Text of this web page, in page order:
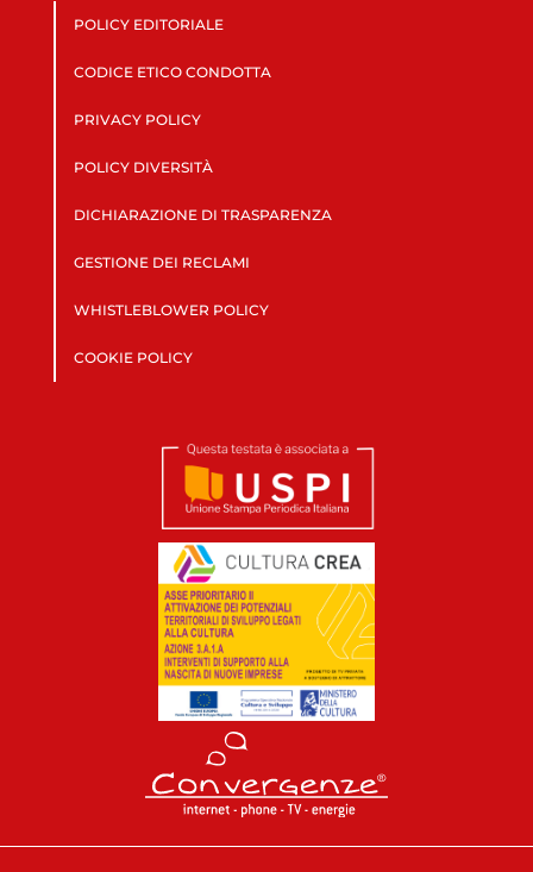
POLICY EDITORIALE
CODICE ETICO CONDOTTA
PRIVACY POLICY
POLICY DIVERSITÀ
DICHIARAZIONE DI TRASPARENZA
GESTIONE DEI RECLAMI
WHISTLEBLOWER POLICY
COOKIE POLICY